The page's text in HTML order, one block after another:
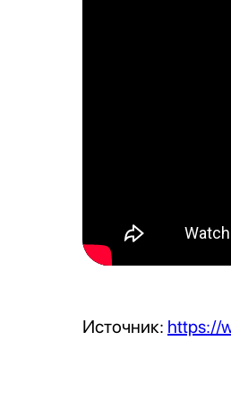
Источник: https://